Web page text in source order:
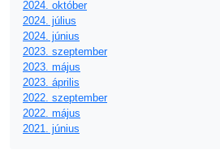
2024. október
2024. július
2024. június
2023. szeptember
2023. május
2023. április
2022. szeptember
2022. május
2021. június